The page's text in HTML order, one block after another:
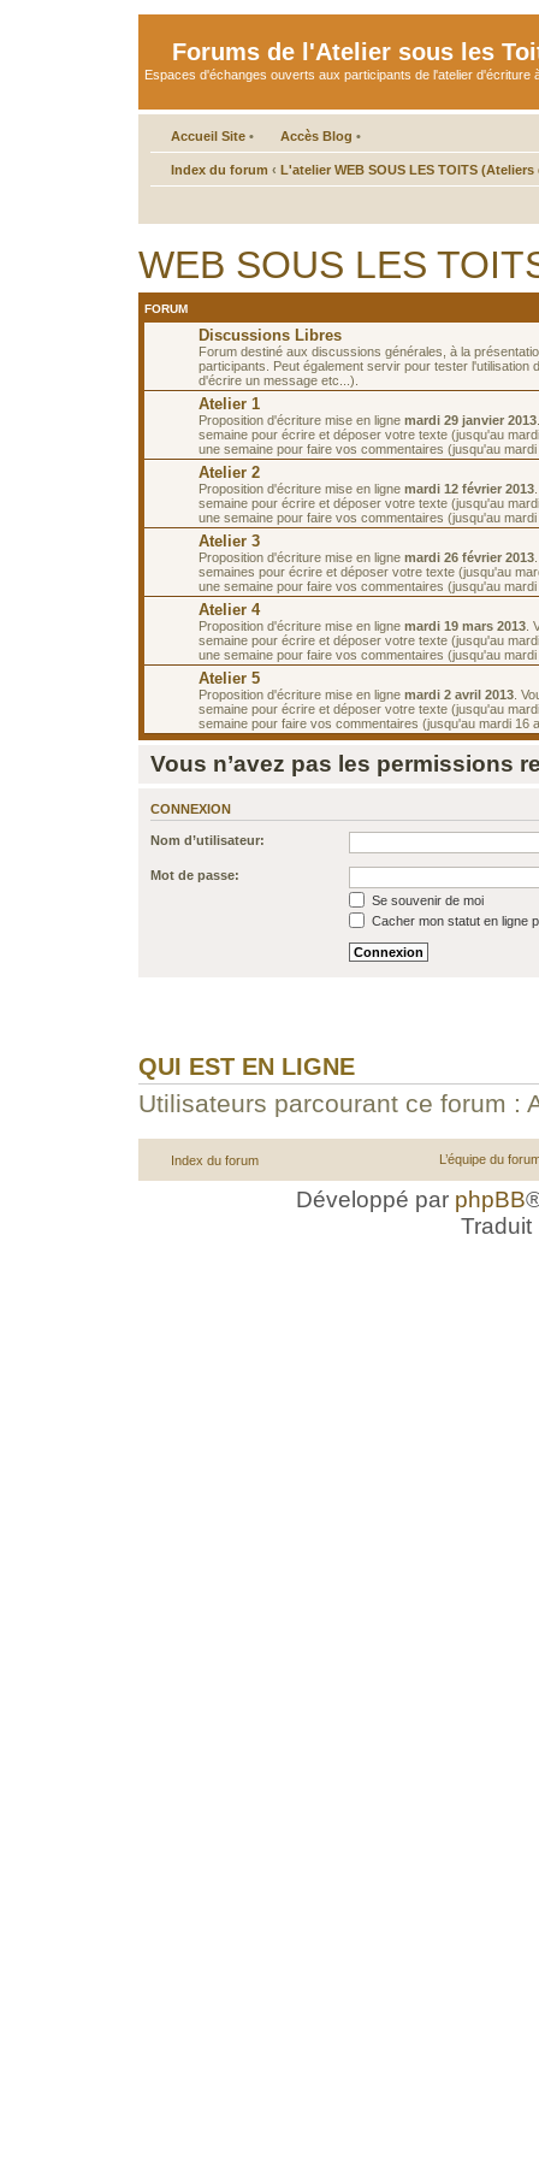
Forums de l'Atelier sous les
Espaces d'échanges ouverts aux participants de l'atelier d'écriture
Accueil Site • Accès Blog •
Index du forum ‹ L'atelier WEB SOUS LES TOITS
WEB SOUS LES
FORUM
Discussions Libres
Forum destiné aux discussions générales, à la
participants. Peut également servir pour tester l'utilisation
d'écrire un message etc...).
Atelier 1
Proposition d'écriture mise en ligne mardi 29 janvier 2013
semaine pour écrire et déposer votre texte (jusqu'au
une semaine pour faire vos commentaires (jusqu'au
Atelier 2
Proposition d'écriture mise en ligne mardi 12 février 2013
semaine pour écrire et déposer votre texte (jusqu'au
une semaine pour faire vos commentaires (jusqu'au
Atelier 3
Proposition d'écriture mise en ligne mardi 26 février 2013
semaines pour écrire et déposer votre texte (jusqu'au
une semaine pour faire vos commentaires (jusqu'au
Atelier 4
Proposition d'écriture mise en ligne mardi 19 mars 2013 .
semaine pour écrire et déposer votre texte (jusqu'au
une semaine pour faire vos commentaires (jusqu'au
Atelier 5
Proposition d'écriture mise en ligne mardi 2 avril 2013 .
semaine pour écrire et déposer votre texte (jusqu'au
semaine pour faire vos commentaires (jusqu'au mardi 16
Vous n’avez pas les permissions
CONNEXION
Nom d’utilisateur:
Mot de passe:
Se souvenir de moi
Cacher mon statut en ligne
QUI EST EN LIGNE
Utilisateurs parcourant ce forum :
Index du forum L’équipe du
Développé par phpBB